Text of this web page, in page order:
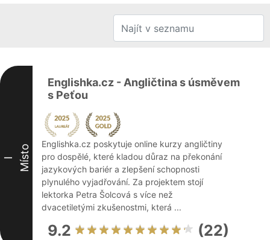
I Místo
Englishka.cz - Angličtina s úsměvem
s Peťou
Englishka.cz poskytuje online kurzy angličtiny
pro dospělé, které kladou důraz na překonání
jazykových bariér a zlepšení schopnosti
plynulého vyjadřování. Za projektem stojí
lektorka Petra Šolcová s více než
dvacetiletými zkušenostmi, která ...
9.2 (22)